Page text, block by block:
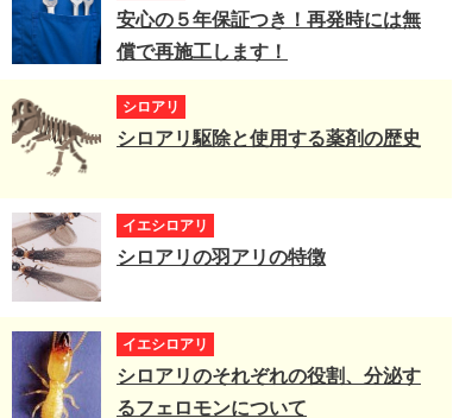
安心の５年保証つき！再発時には無
償で再施工します！
シロアリ
シロアリ駆除と使用する薬剤の歴史
イエシロアリ
シロアリの羽アリの特徴
イエシロアリ
シロアリのそれぞれの役割、分泌す
るフェロモンについて